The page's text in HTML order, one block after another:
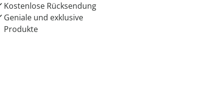
Kostenlose Rücksendung
Geniale und exklusive
Produkte